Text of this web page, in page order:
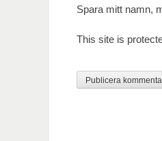
Spara mitt namn,
This site is